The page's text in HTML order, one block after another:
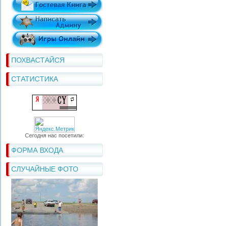
ПОХВАСТАЙСЯ
СТАТИСТИКА
Сегодня нас посетили:
ФОРМА ВХОДА
СЛУЧАЙНЫЕ ФОТО